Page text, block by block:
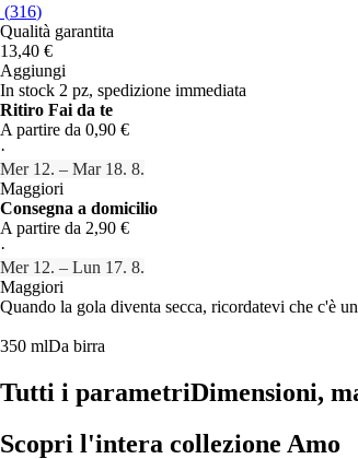
(316)
Qualità garantita
13,40 €
Aggiungi
In stock 2 pz, spedizione immediata
Ritiro Fai da te
A partire da 0,90 €
·
Mer 12. – Mar 18. 8.
Maggiori
Consegna a domicilio
A partire da 2,90 €
·
Mer 12. – Lun 17. 8.
Maggiori
Quando la gola diventa secca, ricordatevi che c'è
350 mlDa birra
Tutti i parametriDimensioni,
Scopri l'intera collezione Amo